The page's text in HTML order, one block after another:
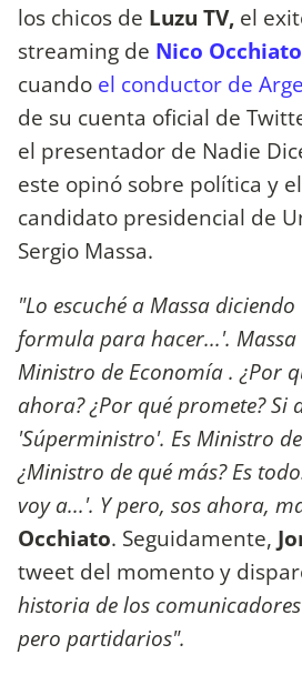
los chicos de Luzu TV, el
streaming de Nico Occhiato
cuando el conductor de
de su cuenta oficial de
el presentador de Nadie
este opinó sobre política y
candidato presidencial de
Sergio Massa.
"Lo escuché a Massa
formula para hacer...'. Massa
Ministro de Economía . ¿Por
ahora? ¿Por qué promete? Si
'Súperministro'. Es Ministro
¿Ministro de qué más? Es
voy a...'. Y pero, sos ahora,
Occhiato. Seguidamente,
tweet del momento y
historia de los
pero partidarios".